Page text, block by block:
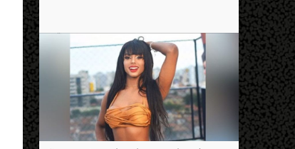
Pele Project, que ilustra a matéria de capa
“Você gosta do seu Corpo?”. “Finalmente
saiuuu!!! Muita felicidade e gratidão a toda
movimentação para que isso se tornasse
real. Agradeço aos lindos Bruno e Marcelo
por me convidarem para esse projeto
incrível, que fala acima de tudo sobre amor.
Todo carinho do mundo para a Dri da Trip
que foi a ponte disso tudo”, escreveu